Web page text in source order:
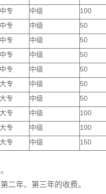
中专 中级 100
中专 中级 50
中专 中级 50
中专 中级 50
中专 中级 50
大专 中级 50
大专 中级 50
大专 中级 100
大专 中级 100
大专 中级 150
二年、第三年的收费。